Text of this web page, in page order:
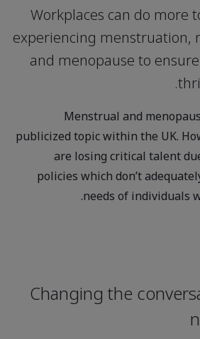
Workplaces can do more
experiencing menstruation,
and menopause to
Menstrual and
publicized topic within the UK.
are losing critical talent
policies which don’t
needs of individuals
Changing the